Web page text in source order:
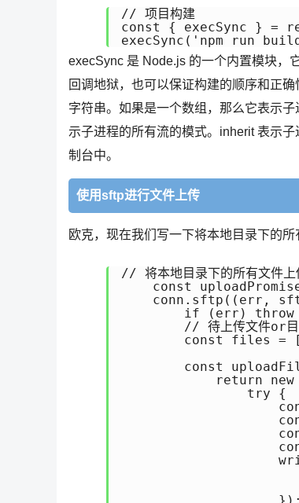
// 项目构建
const { execSync } =
execSync('npm run
execSync 是 Node.js 的一个内置模块，
回调地狱，也可以保证构建的顺序和正
字符串。如果是一个数组，那么它表示
示子进程的所有流的模式。inherit 表示
制台中。
使用sftp进行文件上传
欧克，现在我们写一下将本地目录下的
// 将本地目录下的所有文件上
const
conn.sftp((err,
if (err) throw
// 待上传文件or
const files =
const
return
                try {